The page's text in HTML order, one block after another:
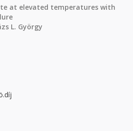
at elevated temperatures with
L. György